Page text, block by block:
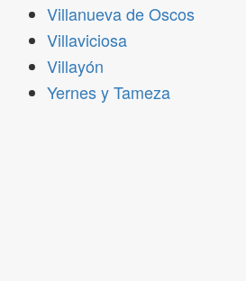
Villanueva de Oscos
Villaviciosa
Villayón
Yernes y Tameza